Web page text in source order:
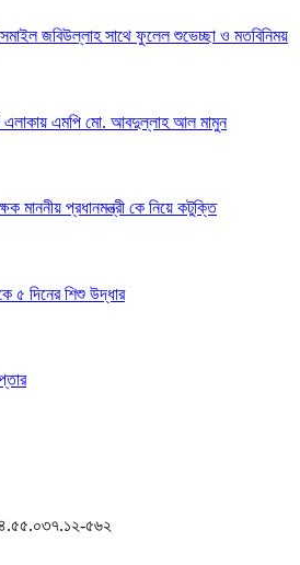
জবিউল্লাহ সাথে ফুলেল শুভেচ্ছা ও মতবিনিময়
এলাকায় এমপি মো. আবদুল্লাহ আল মামুন
মাননীয় প্রধানমন্ত্রী কে নিয়ে কটুক্তি
৫ দিনের শিশু উদ্ধার
৫৬২